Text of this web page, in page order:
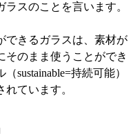
スのことを言います。
できるガラスは、素材が
そのまま使うことができ
sustainable=持続可能）
ています。